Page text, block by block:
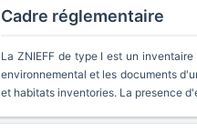
Cadre réglementaire
La ZNIEFF de type I est un
environnemental et les documents
et habitats inventories. La presence